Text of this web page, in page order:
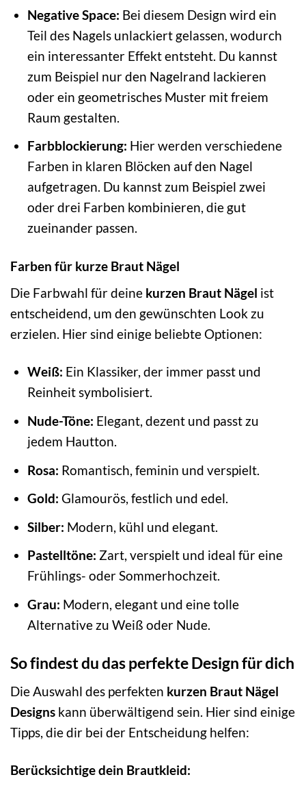
Negative Space: Bei diesem Design wird ein
Teil des Nagels unlackiert gelassen, wodurch
ein interessanter Effekt entsteht. Du kannst
zum Beispiel nur den Nagelrand lackieren
oder ein geometrisches Muster mit freiem
Raum gestalten.
Farbblockierung: Hier werden verschiedene
Farben in klaren Blöcken auf den Nagel
aufgetragen. Du kannst zum Beispiel zwei
oder drei Farben kombinieren, die gut
zueinander passen.
Farben für kurze Braut Nägel
Die Farbwahl für deine kurzen Braut Nägel ist
entscheidend, um den gewünschten Look zu
erzielen. Hier sind einige beliebte Optionen:
Weiß: Ein Klassiker, der immer passt und
Reinheit symbolisiert.
Nude-Töne: Elegant, dezent und passt zu
jedem Hautton.
Rosa: Romantisch, feminin und verspielt.
Gold: Glamourös, festlich und edel.
Silber: Modern, kühl und elegant.
Pastelltöne: Zart, verspielt und ideal für eine
Frühlings- oder Sommerhochzeit.
Grau: Modern, elegant und eine tolle
Alternative zu Weiß oder Nude.
So findest du das perfekte Design für dich
Die Auswahl des perfekten kurzen Braut Nägel
Designs kann überwältigend sein. Hier sind einige
Tipps, die dir bei der Entscheidung helfen:
Berücksichtige dein Brautkleid: